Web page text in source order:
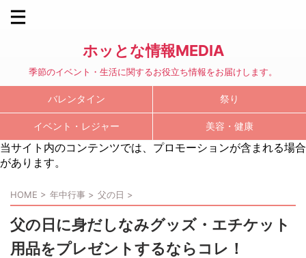
ホッとな情報MEDIA
季節のイベント・生活に関するお役立ち情報をお届けします。
バレンタイン 祭り
イベント・レジャー 美容・健康
当サイト内のコンテンツでは、プロモーションが含まれる場合
があります。
HOME > 年中行事 > 父の日 >
父の日に身だしなみグッズ・エチケット
用品をプレゼントするならコレ！